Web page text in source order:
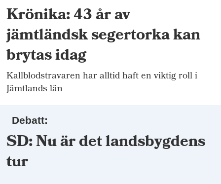
Krönika: 43 år av
jämtländsk segertorka kan
brytas idag
Kallblodstravaren har alltid haft en viktig roll i
Jämtlands län
Debatt:
SD: Nu är det landsbygdens
tur